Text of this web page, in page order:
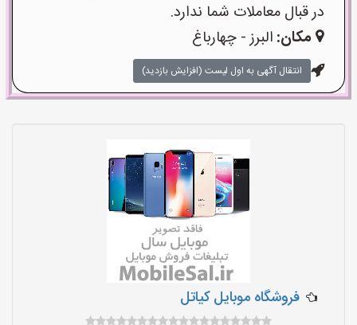
در قبال معاملات شما ندارد.
مکان: البرز - چهارباغ
انتقال آگهی به اول لیست (افزایش بازدید)
فروشگاه موبایل کیاتل